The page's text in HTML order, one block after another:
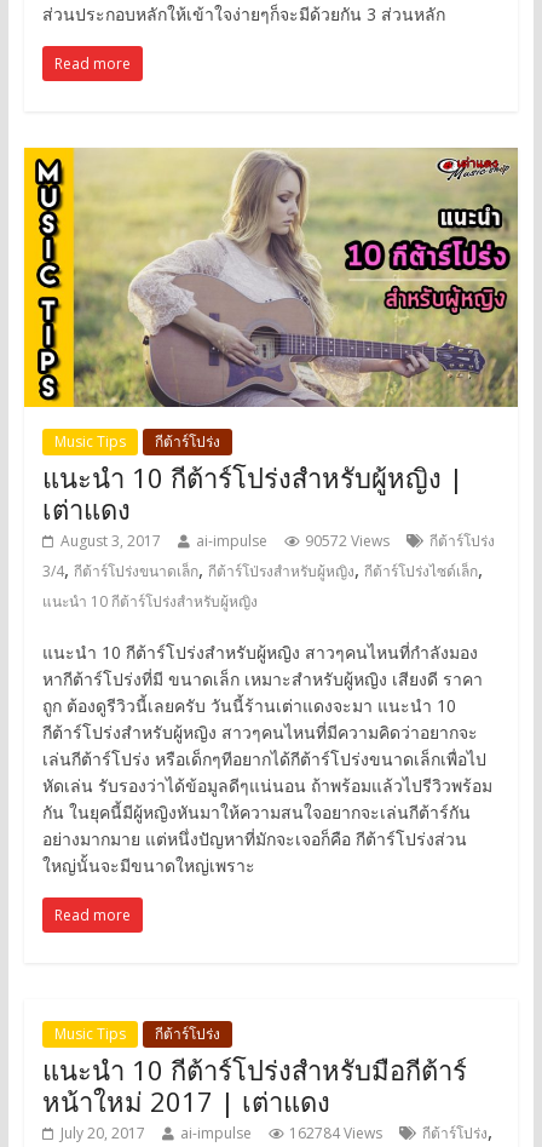
ส่วนประกอบหลักให้เข้าใจง่ายๆก็จะมีด้วยกัน 3 ส่วนหลัก
Read more
Music Tips กีต้าร์โปร่ง
แนะนำ 10 กีต้าร์โปร่งสำหรับผู้หญิง |
เต่าแดง
August 3, 2017 ai-impulse 90572 Views
กีต้าร์โปร่ง
3/4, กีต้าร์โปร่งขนาดเล็ก, กีต้าร์โป่รงสำหรับผู้หญิง, กีต้าร์โปร่งไซด์เล็ก,
แนะนำ 10 กีต้าร์โปร่งสำหรับผู้หญิง
แนะนำ 10 กีต้าร์โปร่งสำหรับผู้หญิง สาวๆคนไหนที่กำลังมอง
หากีต้าร์โปร่งที่มี ขนาดเล็ก เหมาะสำหรับผู้หญิง เสียงดี ราคา
ถูก ต้องดูรีวิวนี้เลยครับ วันนี้ร้านเต่าแดงจะมา แนะนำ 10
กีต้าร์โปร่งสำหรับผู้หญิง สาวๆคนไหนที่มีความคิดว่าอยากจะ
เล่นกีต้าร์โปร่ง หรือเด็กๆทีอยากได้กีต้าร์โปร่งขนาดเล็กเพื่อไป
หัดเล่น รับรองว่าได้ข้อมูลดีๆแน่นอน ถ้าพร้อมแล้วไปรีวิวพร้อม
กัน ในยุคนี้มีผู้หญิงหันมาให้ความสนใจอยากจะเล่นกีต้าร์กัน
อย่างมากมาย แต่หนึ่งปัญหาที่มักจะเจอก็คือ กีต้าร์โปร่งส่วน
ใหญ่นั้นจะมีขนาดใหญ่เพราะ
Read more
Music Tips กีต้าร์โปร่ง
แนะนำ 10 กีต้าร์โปร่งสำหรับมือกีต้าร์
หน้าใหม่ 2017 | เต่าแดง
July 20, 2017 ai-impulse 162784 Views กีต้าร์โปร่ง,